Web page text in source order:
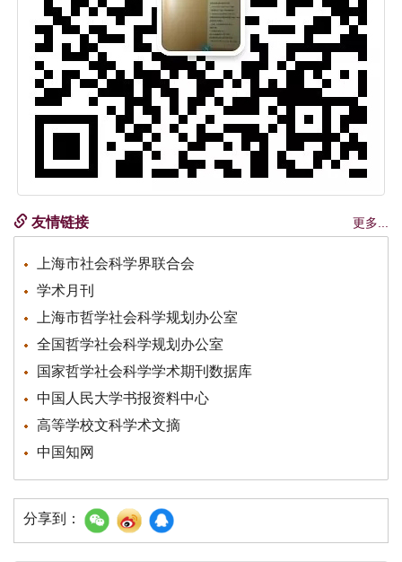
友情链接 更多...
上海市社会科学界联合会
学术月刊
上海市哲学社会科学规划办公室
全国哲学社会科学规划办公室
国家哲学社会科学学术期刊数据库
中国人民大学书报资料中心
高等学校文科学术文摘
中国知网
分享到：